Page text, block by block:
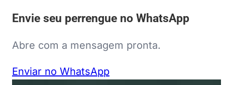
Envie seu perrengue no WhatsApp
Abre com a mensagem pronta.
Enviar no WhatsApp